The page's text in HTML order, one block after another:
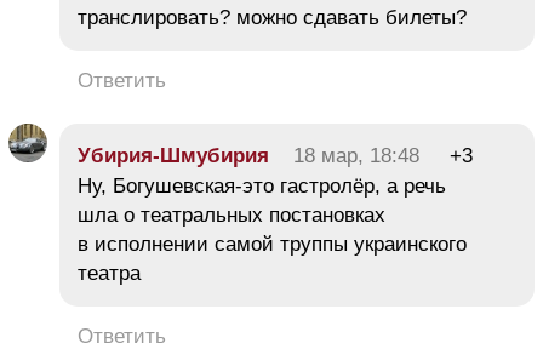
транслировать? можно сдавать билеты?
Ответить
Убирия-Шмубирия 18 мар, 18:48
+3
Ну, Богушевская-это гастролёр, а речь
шла о театральных постановках
в исполнении самой труппы украинского
театра
Ответить